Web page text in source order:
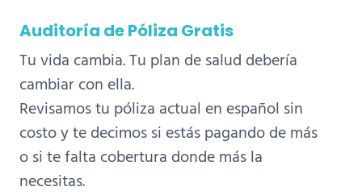
Auditoría de Póliza Gratis
Tu vida cambia. Tu plan de salud debería
cambiar con ella.
Revisamos tu póliza actual en español sin
costo y te decimos si estás pagando de más
o si te falta cobertura donde más la
necesitas.